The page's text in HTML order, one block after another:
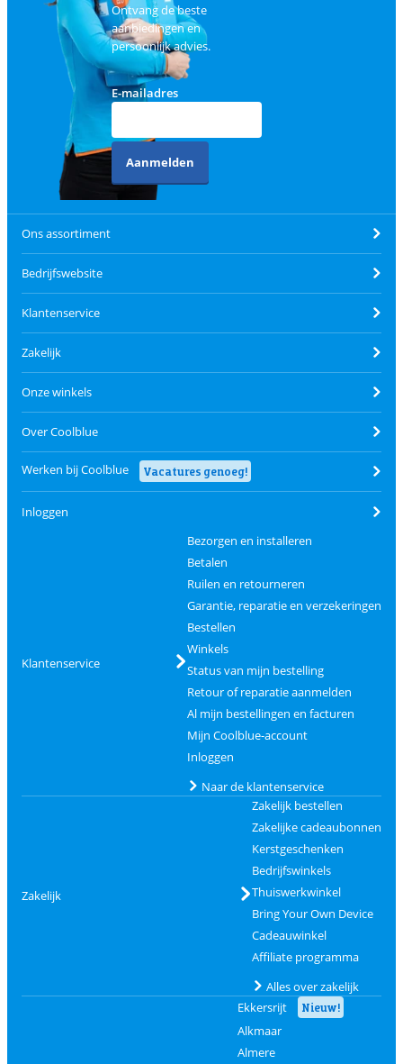
Ontvang de beste
aanbiedingen en
persoonlijk advies.
E-mailadres
Aanmelden
Ons assortiment
Bedrijfswebsite
Klantenservice
Zakelijk
Onze winkels
Over Coolblue
Werken bij Coolblue Vacatures genoeg!
Inloggen
Klantenservice
Bezorgen en installeren
Betalen
Ruilen en retourneren
Garantie, reparatie en verzekeringen
Bestellen
Winkels
Status van mijn bestelling
Retour of reparatie aanmelden
Al mijn bestellingen en facturen
Mijn Coolblue-account
Inloggen
Naar de klantenservice
Zakelijk
Zakelijk bestellen
Zakelijke cadeaubonnen
Kerstgeschenken
Bedrijfswinkels
Thuiswerkwinkel
Bring Your Own Device
Cadeauwinkel
Affiliate programma
Alles over zakelijk
Ekkersrijt Nieuw!
Alkmaar
Almere